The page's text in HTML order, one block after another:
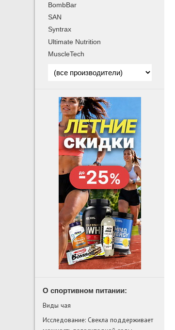
BombBar
SAN
Syntrax
Ultimate Nutrition
MuscleTech
О спортивном питании:
Виды чая
Исследование: Свекла поддерживает